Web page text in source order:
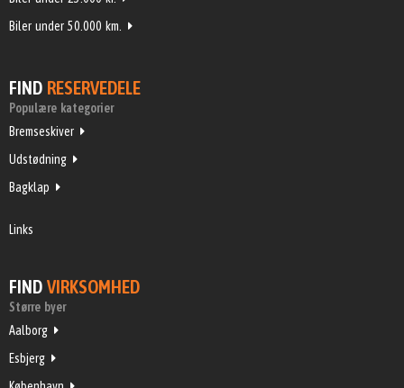
Biler under 50.000 km.
FIND RESERVEDELE
Populære kategorier
Bremseskiver
Udstødning
Bagklap
Links
FIND VIRKSOMHED
Større byer
Aalborg
Esbjerg